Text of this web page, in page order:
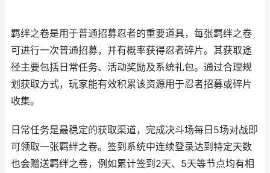
羁绊之卷是用于普通招募忍者的重要道具，每张羁绊之卷
可进行一次普通招募，并有概率获得忍者碎片。其获取途
径主要包括日常任务、活动奖励及系统礼包。通过合理规
划获取方式，玩家能有效积累该资源用于忍者招募或碎片
收集。
日常任务是最稳定的获取渠道，完成决斗场每日5场对战即
可领取一张羁绊之卷。签到系统中连续登录达到特定天数
也会赠送羁绊之卷，例如累计签到2天、5天等节点均有相